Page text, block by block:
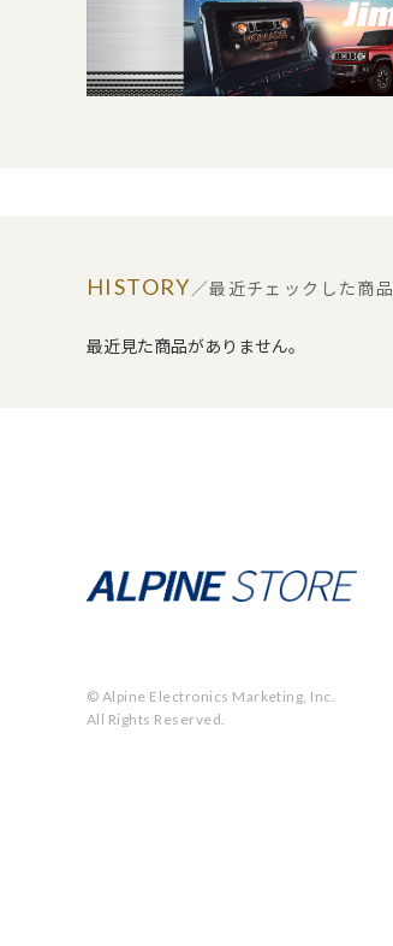
HISTORY／最近チェックした商品
最近見た商品がありません。
© Alpine Electronics Marketing, Inc.
All Rights Reserved.